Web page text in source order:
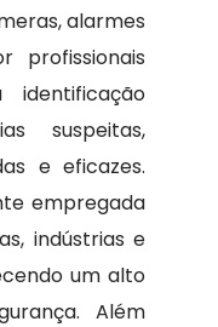
alarmes
profissionais
suspeitas,
e eficazes.
empregada
indústrias e
um alto
Além